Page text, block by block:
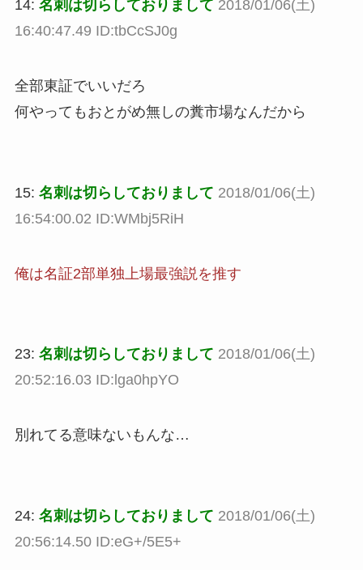
14: 名刺は切らしておりまして 2018/01/06(土)
16:40:47.49 ID:tbCcSJ0g
全部東証でいいだろ
何やってもおとがめ無しの糞市場なんだから
15: 名刺は切らしておりまして 2018/01/06(土)
16:54:00.02 ID:WMbj5RiH
俺は名証2部単独上場最強説を推す
23: 名刺は切らしておりまして 2018/01/06(土)
20:52:16.03 ID:lga0hpYO
別れてる意味ないもんな…
24: 名刺は切らしておりまして 2018/01/06(土)
20:56:14.50 ID:eG+/5E5+